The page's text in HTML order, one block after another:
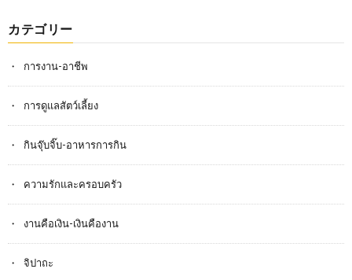
カテゴリー
การงาน-อาชีพ
การดูแลสัตว์เลี้ยง
กินจุ๊บจิ๊บ-อาหารการกิน
ความรักและครอบครัว
งานคือเงิน-เงินคืองาน
จิปาถะ